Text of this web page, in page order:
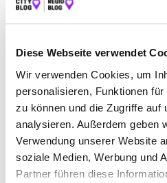
Diese Webseite verwendet
Wir verwenden Cookies, um
personalisieren, Funktionen
zu können und die Zugriffe auf
analysieren. Außerdem geben
Verwendung unserer Website
soziale Medien, Werbung und
Partner führen diese
ALLE AUTO & VERKEHR
BILDUNG & MEDIEN
GESUNDHEIT & MEDIZIN
REISEN & ÜBERNACHTEN
SERVICE & DIENSTLEISTUNGEN